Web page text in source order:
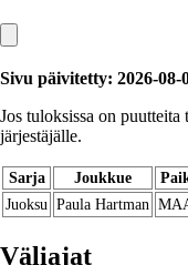
Sivu päivitetty: 2026-08-
Jos tuloksissa on
järjestäjälle.
Sarja Joukkue
Juoksu Paula Hartman
Väliajat